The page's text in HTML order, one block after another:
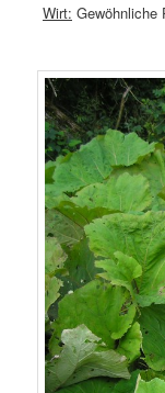
Wirt: Gewöhnliche